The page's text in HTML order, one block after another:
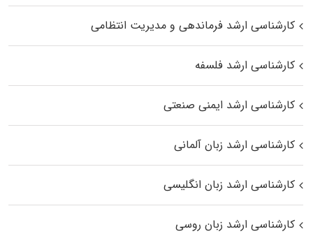
کارشناسی ارشد فرماندهی و مدیریت انتظامی
کارشناسی ارشد فلسفه
کارشناسی ارشد ایمنی صنعتی
کارشناسی ارشد زبان آلمانی
کارشناسی ارشد زبان انگلیسی
کارشناسی ارشد زبان روسی